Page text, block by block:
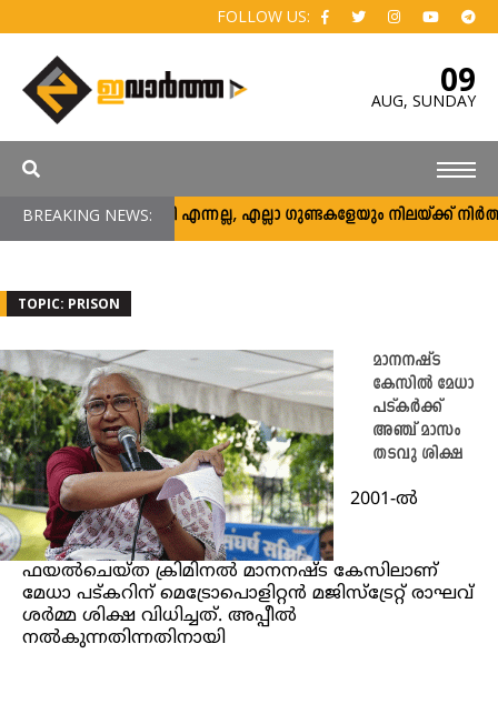
FOLLOW US:
09
AUG, SUNDAY
BREAKING NEWS:
അര്‍ജുന്‍ ആയങ്കി എന്നല്ല, എല്ലാ ഗുണ്ടകളേയും നിലയ്ക്ക് നിര്‍ത്താന്‍
TOPIC: PRISON
മാനനഷ്ട
കേസിൽ മേധാ
പട്കര്‍ക്ക്
അഞ്ച് മാസം
തടവു ശിക്ഷ
2001-ൽ
ഫയൽചെയ്ത ക്രിമിനൽ മാനനഷ്ട കേസിലാണ്
മേധാ പട്കറിന് മെട്രോപൊളിറ്റൻ മജിസ്‌ട്രേറ്റ് രാഘവ്
ശർമ്മ ശിക്ഷ വിധിച്ചത്. അപ്പീൽ
നൽകുന്നതിന്നതിനായി